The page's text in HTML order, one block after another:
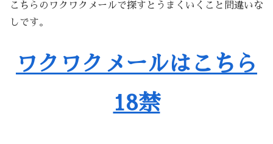
こちらのワクワクメールで探すとうまくいくこと間違いな
しです。
ワクワクメールはこちら
18禁